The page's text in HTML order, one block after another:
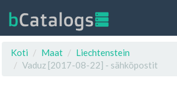
Koti
Maat
Liechtenstein
Vaduz [2017-08-22] - sähköpostit